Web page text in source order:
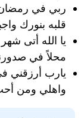
ربي في
قلبه بنورك
يا الله أتى
محلاً في
يارب أرزقني
واهلي ومن